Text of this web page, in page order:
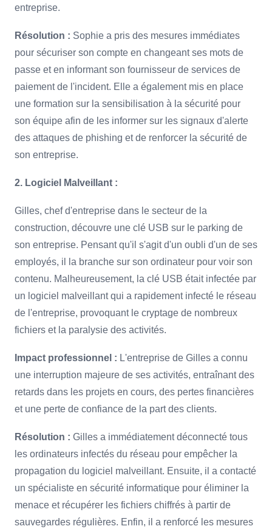
entreprise.
Résolution : Sophie a pris des mesures immédiates
pour sécuriser son compte en changeant ses mots de
passe et en informant son fournisseur de services de
paiement de l'incident. Elle a également mis en place
une formation sur la sensibilisation à la sécurité pour
son équipe afin de les informer sur les signaux d'alerte
des attaques de phishing et de renforcer la sécurité de
son entreprise.
2. Logiciel Malveillant :
Gilles, chef d'entreprise dans le secteur de la
construction, découvre une clé USB sur le parking de
son entreprise. Pensant qu'il s'agit d'un oubli d'un de ses
employés, il la branche sur son ordinateur pour voir son
contenu. Malheureusement, la clé USB était infectée par
un logiciel malveillant qui a rapidement infecté le réseau
de l'entreprise, provoquant le cryptage de nombreux
fichiers et la paralysie des activités.
Impact professionnel : L'entreprise de Gilles a connu
une interruption majeure de ses activités, entraînant des
retards dans les projets en cours, des pertes financières
et une perte de confiance de la part des clients.
Résolution : Gilles a immédiatement déconnecté tous
les ordinateurs infectés du réseau pour empêcher la
propagation du logiciel malveillant. Ensuite, il a contacté
un spécialiste en sécurité informatique pour éliminer la
menace et récupérer les fichiers chiffrés à partir de
sauvegardes régulières. Enfin, il a renforcé les mesures